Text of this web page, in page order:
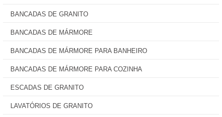
BANCADAS DE GRANITO
BANCADAS DE MÁRMORE
BANCADAS DE MÁRMORE PARA BANHEIRO
BANCADAS DE MÁRMORE PARA COZINHA
ESCADAS DE GRANITO
LAVATÓRIOS DE GRANITO